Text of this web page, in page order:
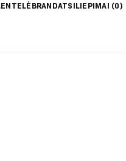
BRANDATSILIEPIMAI (0)